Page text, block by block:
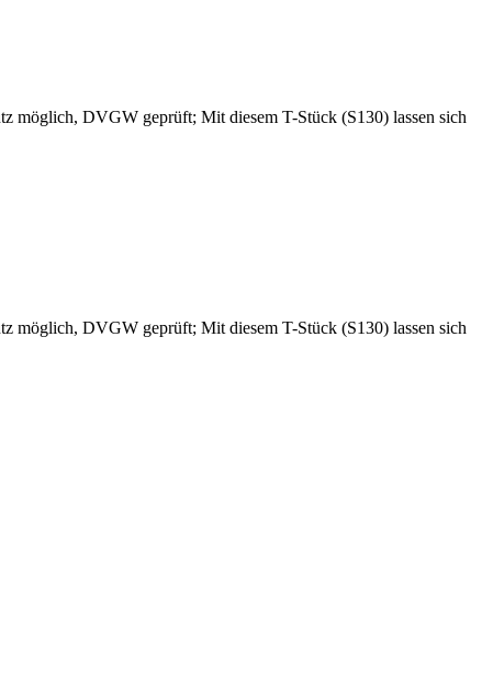
möglich, DVGW geprüft; Mit diesem T-Stück (S130) lassen sich
möglich, DVGW geprüft; Mit diesem T-Stück (S130) lassen sich